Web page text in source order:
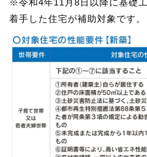
着手した住宅が補助対象です。